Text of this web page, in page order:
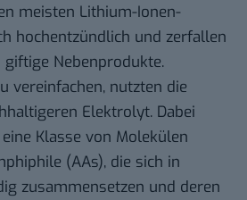
meisten Lithium-Ionen-
hochentzündlich und zerfallen
Nebenprodukte.
vereinfachen, nutzten die
Elektrolyt. Dabei
Klasse von Molekülen
(AAs), die sich in
zusammensetzen und deren